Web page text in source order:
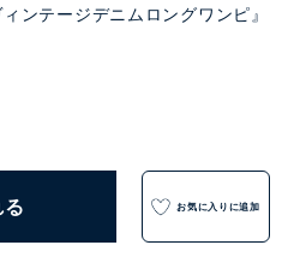
ンテージデニムロングワンピ』
お気に入りに追加